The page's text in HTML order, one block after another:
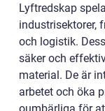
Lyftredskap
industrisektorer,
och logistik.
säker och
material. De är
arbetet och öka
oumbärliga för